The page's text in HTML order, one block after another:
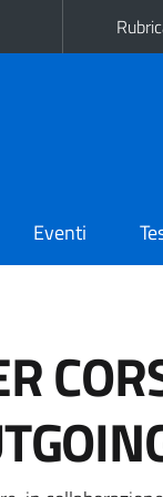
Eventi